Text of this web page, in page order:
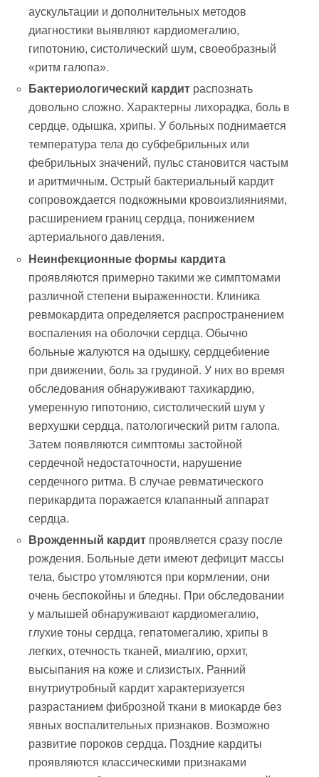
аускультации и дополнительных методов
диагностики выявляют кардиомегалию,
гипотонию, систолический шум, своеобразный
«ритм галопа».
Бактериологический кардит распознать
довольно сложно. Характерны лихорадка, боль в
сердце, одышка, хрипы. У больных поднимается
температура тела до субфебрильных или
фебрильных значений, пульс становится частым
и аритмичным. Острый бактериальный кардит
сопровождается подкожными кровоизлияниями,
расширением границ сердца, понижением
артериального давления.
Неинфекционные формы кардита
проявляются примерно такими же симптомами
различной степени выраженности. Клиника
ревмокардита определяется распространением
воспаления на оболочки сердца. Обычно
больные жалуются на одышку, сердцебиение
при движении, боль за грудиной. У них во время
обследования обнаруживают тахикардию,
умеренную гипотонию, систолический шум у
верхушки сердца, патологический ритм галопа.
Затем появляются симптомы застойной
сердечной недостаточности, нарушение
сердечного ритма. В случае ревматического
перикардита поражается клапанный аппарат
сердца.
Врожденный кардит проявляется сразу после
рождения. Больные дети имеют дефицит массы
тела, быстро утомляются при кормлении, они
очень беспокойны и бледны. При обследовании
у малышей обнаруживают кардиомегалию,
глухие тоны сердца, гепатомегалию, хрипы в
легких, отечность тканей, миалгию, орхит,
высыпания на коже и слизистых. Ранний
внутриутробный кардит характеризуется
разрастанием фиброзной ткани в миокарде без
явных воспалительных признаков. Возможно
развитие пороков сердца. Поздние кардиты
проявляются классическими признаками